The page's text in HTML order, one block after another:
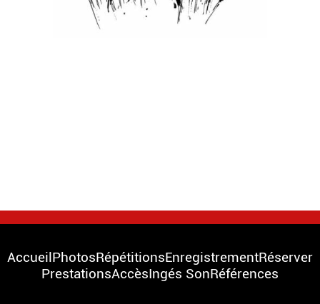
AccueilPhotosRépétitionsEnregistrementRéserver
PrestationsAccèsIngés SonRéférences